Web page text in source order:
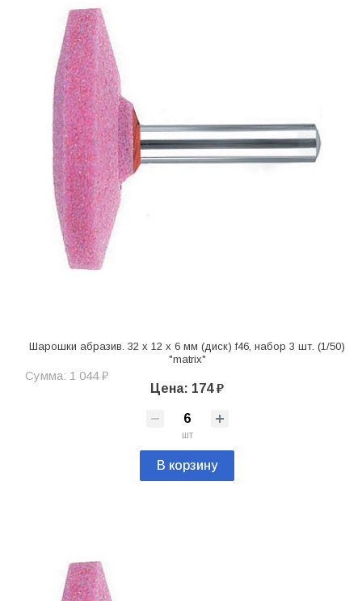
Шарошки абразив. 32 x 12 x 6 мм (диск) f46, набор 3 шт. (1/50)
"matrix"
Сумма: 1 044 ₽
Цена: 174 ₽
шт
В корзину